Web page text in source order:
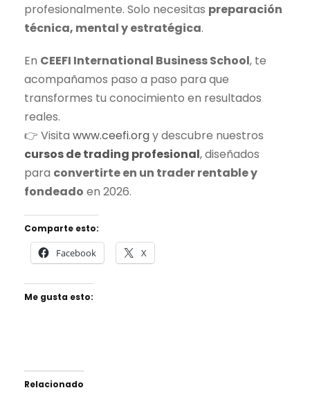
profesionalmente. Solo necesitas preparación
técnica, mental y estratégica.
En CEEFI International Business School, te
acompañamos paso a paso para que
transformes tu conocimiento en resultados
reales.
👉 Visita www.ceefi.orgy descubre nuestros
cursos de trading profesional, diseñados
para convertirte en un traderrentable y
fondeado en 2026.
Comparte esto:
Facebook X
Me gusta esto:
Relacionado